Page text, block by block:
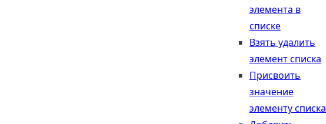
элемента в
списке
Взять удалить
элемент списка
Присвоить
значение
элементу списка